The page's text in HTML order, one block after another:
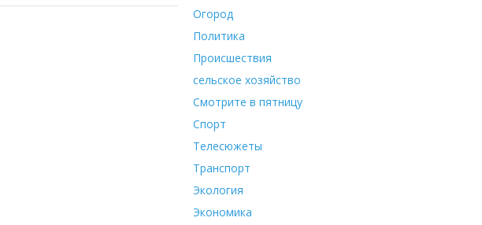
Огород
Политика
Происшествия
сельское хозяйство
Смотрите в пятницу
Спорт
Телесюжеты
Транспорт
Экология
Экономика